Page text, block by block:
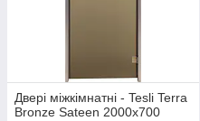
Двері міжкімнатні - Tesli Terra
Bronze Sateen 2000х700